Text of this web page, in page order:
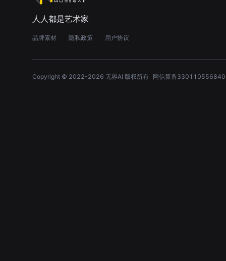
人人都是艺术家
品牌素材 隐私政策 用户协议
Copyright © 2022-2026 无界AI 版权所有 网信算备